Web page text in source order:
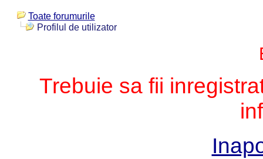
Toate forumurile
Profilul de utilizator
Trebuie sa fii